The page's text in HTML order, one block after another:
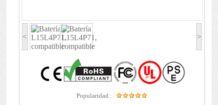
< >
Popularidad :